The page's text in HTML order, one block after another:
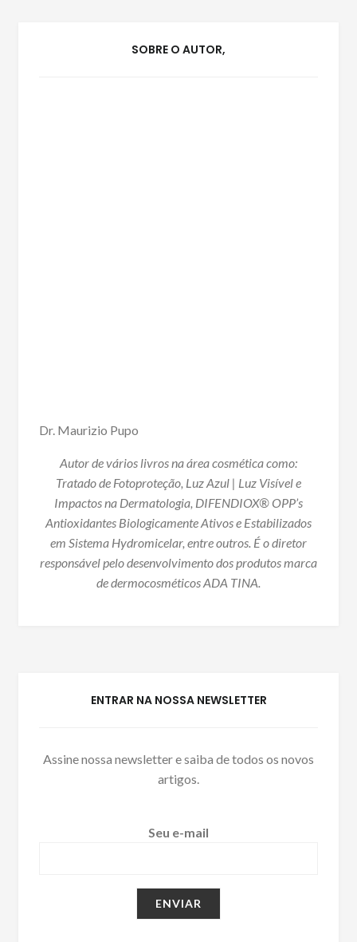
SOBRE O AUTOR,
Dr. Maurizio Pupo
Autor de vários livros na área cosmética como:
Tratado de Fotoproteção, Luz Azul | Luz Visível e
Impactos na Dermatologia, DIFENDIOX® OPP’s
Antioxidantes Biologicamente Ativos e Estabilizados
em Sistema Hydromicelar, entre outros. É o diretor
responsável pelo desenvolvimento dos produtos marca
de dermocosméticos ADA TINA.
ENTRAR NA NOSSA NEWSLETTER
Assine nossa newsletter e saiba de todos os novos
artigos.
Seu e-mail